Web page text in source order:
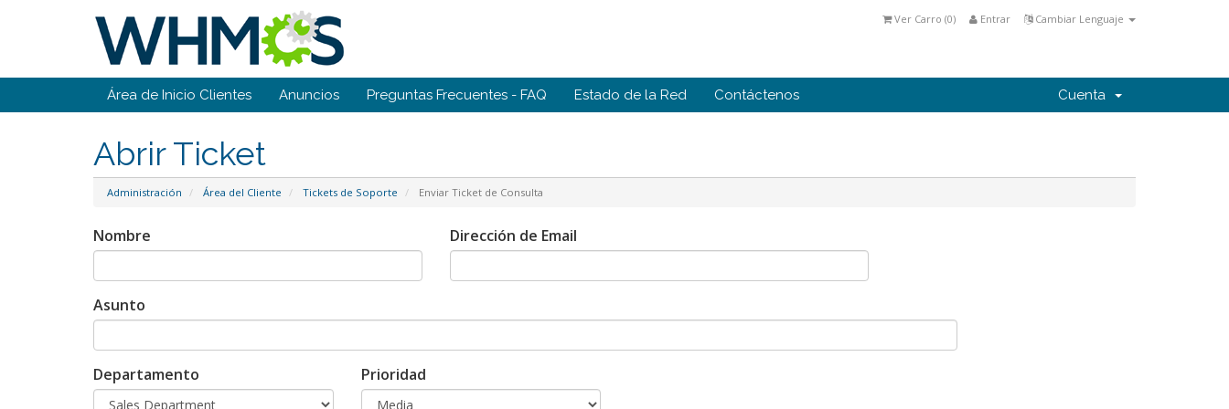
Cambiar Lenguaje
Entrar
Ver Carro (0)
Área de Inicio Clientes Anuncios Preguntas Frecuentes - FAQ Estado de la Red Contáctenos Cuenta
Abrir Ticket
Administración Área del Cliente Tickets de Soporte Enviar Ticket de Consulta
Nombre Dirección de Email
Asunto
Departamento Prioridad